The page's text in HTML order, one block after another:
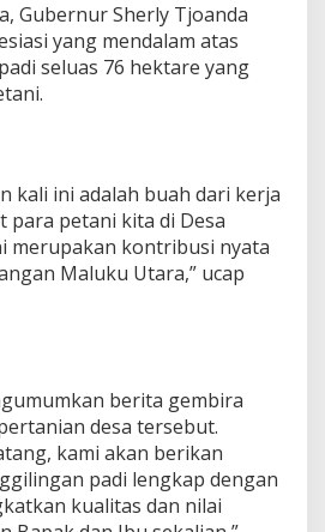
Gubernur Sherly Tjoanda
yang mendalam atas
seluas 76 hektare yang
kali ini adalah buah dari kerja
para petani kita di Desa
merupakan kontribusi nyata
Maluku Utara,” ucap
berita gembira
desa tersebut.
kami akan berikan
padi lengkap dengan
kualitas dan nilai